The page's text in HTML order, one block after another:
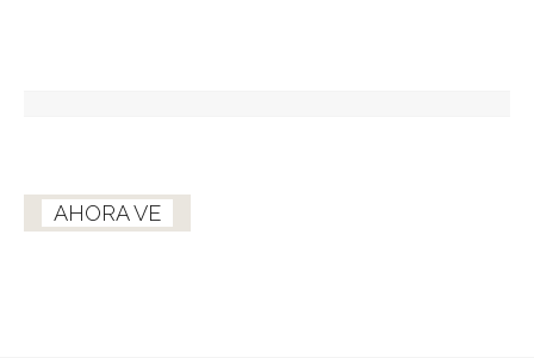
AHORA VE